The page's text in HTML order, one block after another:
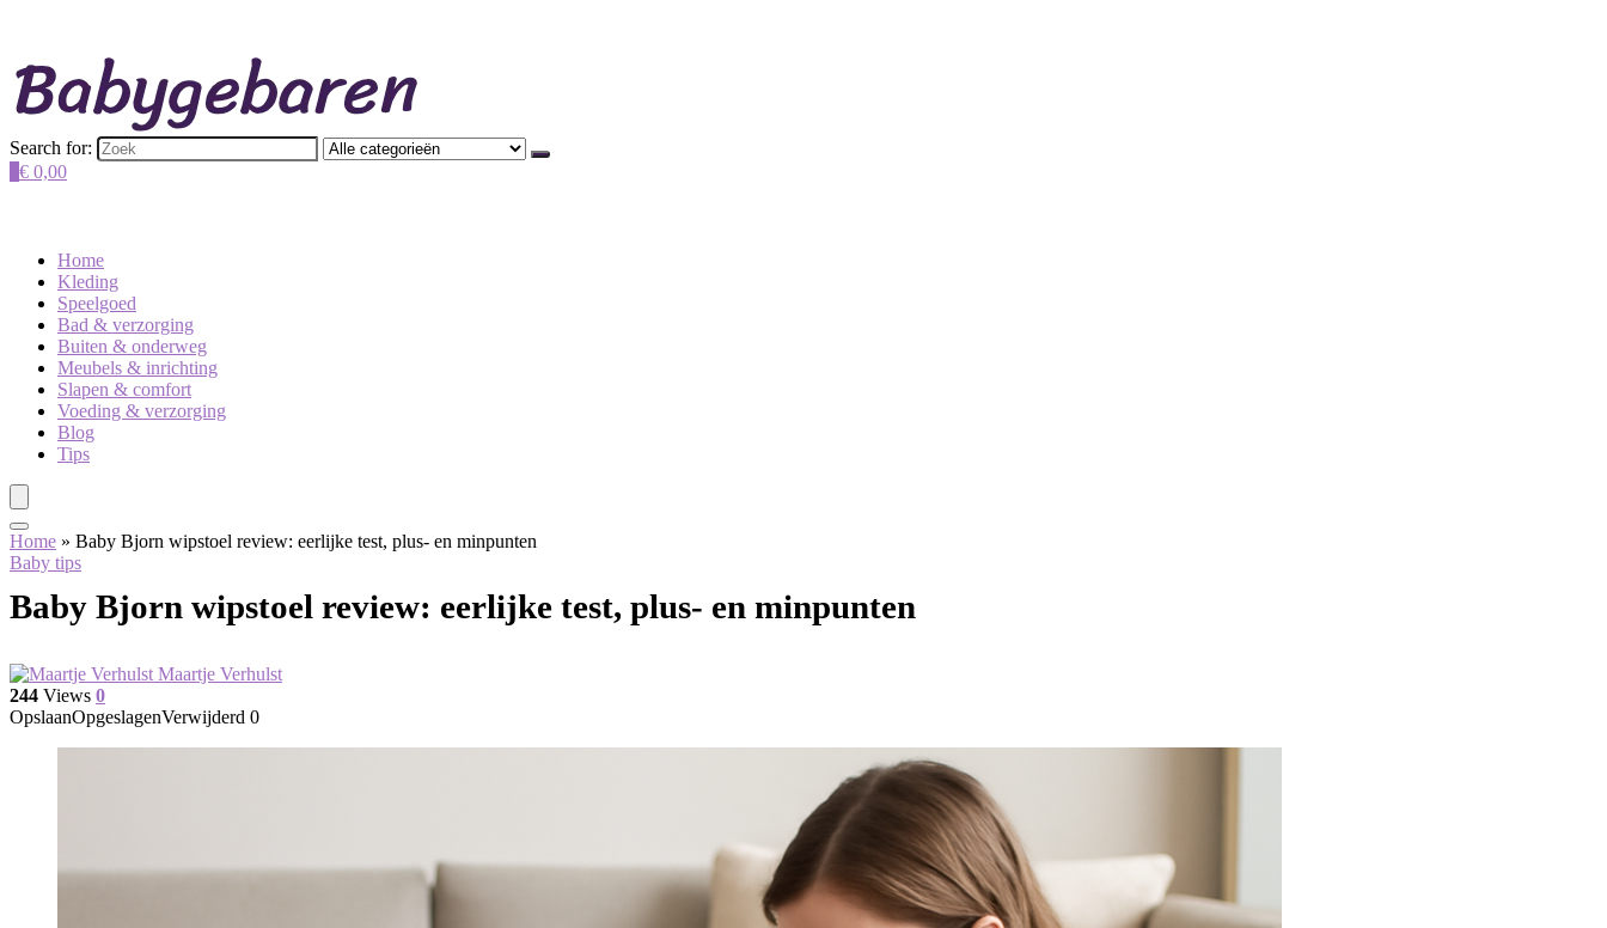
Search for:
€ 0,00
Home
Kleding
Speelgoed
Bad & verzorging
Buiten & onderweg
Meubels & inrichting
Slapen & comfort
Voeding & verzorging
Blog
Tips
Home » Baby Bjorn wipstoel review: eerlijke test, plus- en minpunten
Baby tips
Baby Bjorn wipstoel review: eerlijke test, plus- en minpunten
Maartje Verhulst
244 Views 0
OpslaanOpgeslagenVerwijderd 0